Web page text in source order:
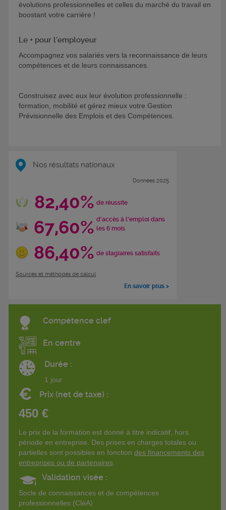
évolutions professionnelles et celles du marché du travail en
boostant votre carrière !
Le + pour l'employeur
Accompagnez vos salariés vers la reconnaissance de leurs
compétences et de leurs connaissances.
Construisez avec eux leur évolution professionnelle :
formation, mobilité et gérez mieux votre Gestion
Prévisionnelle des Emplois et des Compétences.
Nos résultats nationaux
Données 2025
82,40% de réussite
67,60% d'accès à l'emploi dans
les 6 mois
86,40% de stagiaires satisfaits
Sources et méthodes de calcul
En savoir plus >
Compétence clef
En centre
Durée :
1 jour
€ Prix (net de taxe) :
450 €
Le prix de la formation est donné à titre indicatif, hors
période en entreprise. Des prises en charges totales ou
partielles sont possibles en fonction des financements des
entreprises ou de partenaires
Validation visée :
Socle de connaissances et de compétences
professionnelles (CléA)